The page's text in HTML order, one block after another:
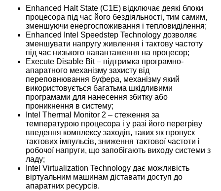
Enhanced Halt State (C1E) відключає деякі блоки
процесора під час його бездіяльності, тим самим,
зменшуючи енергоспоживання і тепловиділення;
Enhanced Intel Speedstep Technology дозволяє
зменшувати напругу живлення і тактову частоту
під час низького навантаження на процесор;
Execute Disable Bit – підтримка програмно-
апаратного механізму захисту від
переповнювання буфера, механізму який
використовується багатьма шкідливими
програмами для нанесення збитку або
проникнення в систему;
Intel Thermal Monitor 2 – стеження за
температурою процесора і у разі його перегріву
введення комплексу заходів, таких як пропуск
тактових імпульсів, зниження тактової частоти і
робочої напруги, що запобігають виходу системи з
ладу;
Intel Virtualization Technology дає можливість
віртуальним машинам діставати доступ до
апаратних ресурсів.